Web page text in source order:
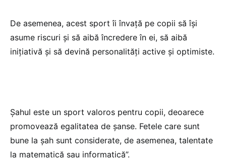
De asemenea, acest sport îi învață pe copii să își
asume riscuri și să aibă încredere în ei, să aibă
inițiativă și să devină personalități active și optimiste.
Șahul este un sport valoros pentru copii, deoarece
promovează egalitatea de șanse. Fetele care sunt
bune la șah sunt considerate, de asemenea, talentate
la matematică sau informatică”.